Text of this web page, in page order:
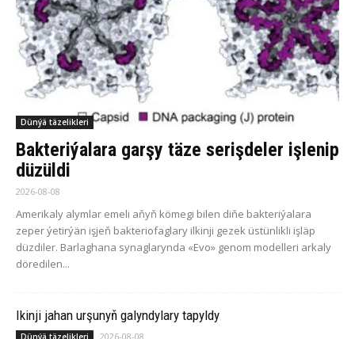
Dünýä täzelikleri
Bakteriýalara garşy täze serişdeler işlenip
düzüldi
2026-08-08
Amerikaly alymlar emeli aňyň kömegi bilen diňe bakteriýalara
zeper ýetirýän işjeň bakteriofaglary ilkinji gezek üstünlikli işläp
düzdiler. Barlaghana synaglarynda «Evo» genom modelleri arkaly
döredilen...
Ikinji jahan urşunyň galyndylary tapyldy
Dünýä täzelikleri 2026-08-08